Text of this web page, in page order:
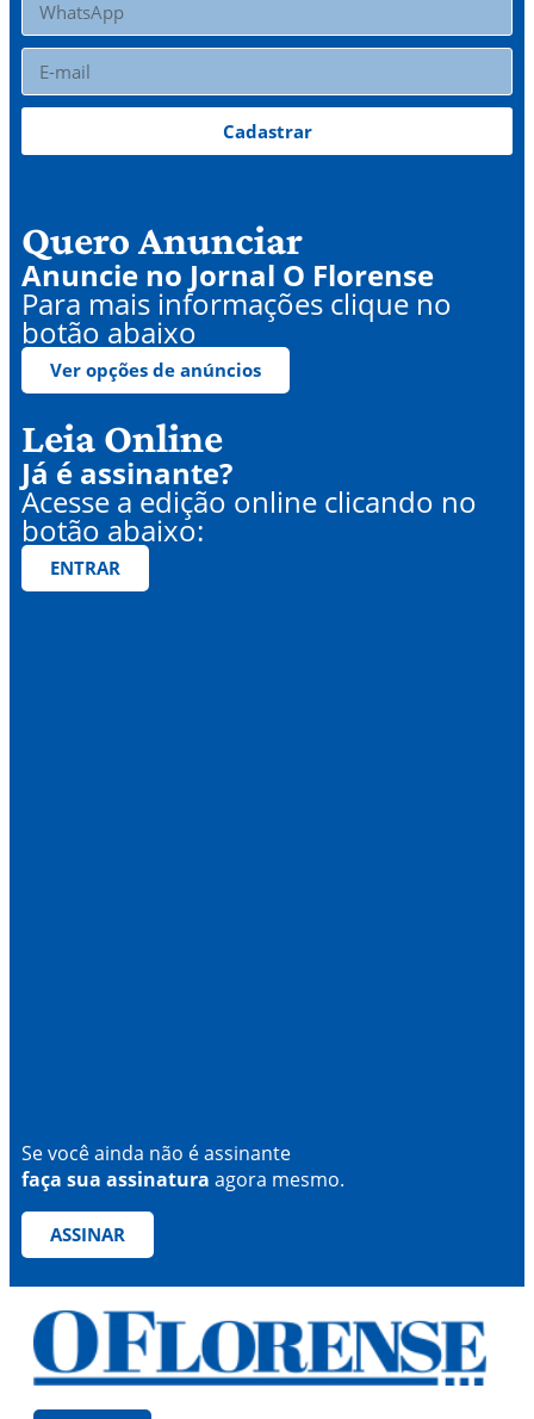
Cadastrar
Quero Anunciar
Anuncie no Jornal O Florense
Para mais informações clique no
botão abaixo
Ver opções de anúncios
Leia Online
Já é assinante?
Acesse a edição online clicando no
botão abaixo:
ENTRAR
Se você ainda não é assinante
faça sua assinatura agora mesmo.
ASSINAR